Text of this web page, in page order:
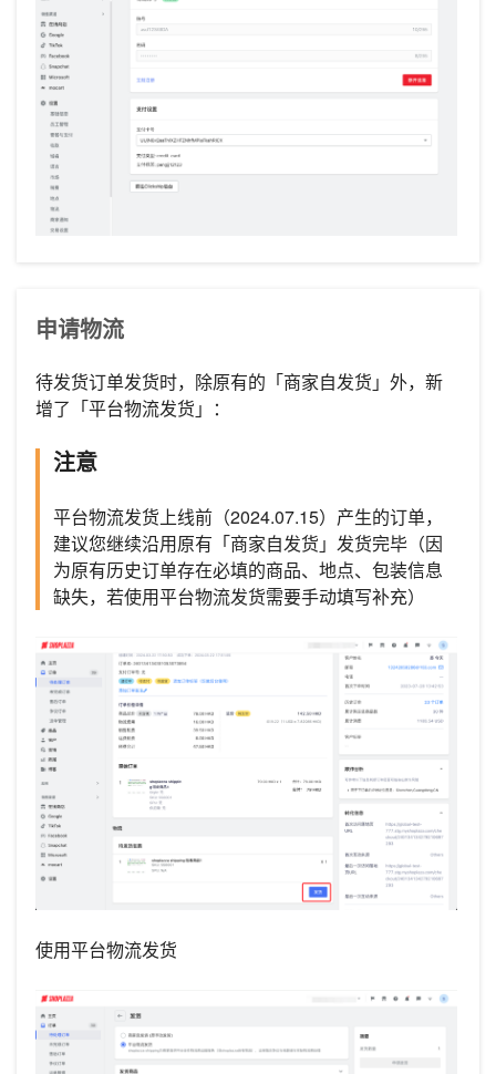
申请物流
待发货订单发货时，除原有的「商家自发货」外，新
增了「平台物流发货」：
注意
平台物流发货上线前（2024.07.15）产生的订单，
建议您继续沿用原有「商家自发货」发货完毕（因
为原有历史订单存在必填的商品、地点、包装信息
缺失，若使用平台物流发货需要手动填写补充）
使用平台物流发货